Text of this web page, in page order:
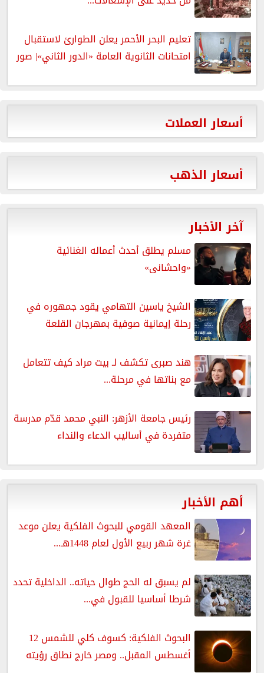
تعليم البحر الأحمر يعلن الطوارئ لاستقبال
امتحانات الثانوية العامة «الدور الثاني»| صور
أسعار العملات
أسعار الذهب
آخر الأخبار
مسلم يطلق أحدث أعماله الغنائية
«واحشانى»
الشيخ ياسين التهامي يقود جمهوره في
رحلة إيمانية صوفية بمهرجان القلعة
هند صبرى تكشف لـ بيت مراد كيف تتعامل
مع بناتها في مرحلة...
رئيس جامعة الأزهر: النبي محمد قدّم مدرسة
متفردة في أساليب الدعاء والنداء
أهم الأخبار
المعهد القومي للبحوث الفلكية يعلن موعد
غرة شهر ربيع الأول لعام 1448هـ...
لم يسبق له الحج طوال حياته.. الداخلية تحدد
شرطا أساسيا للقبول في...
البحوث الفلكية: كسوف كلي للشمس 12
أغسطس المقبل.. ومصر خارج نطاق رؤيته